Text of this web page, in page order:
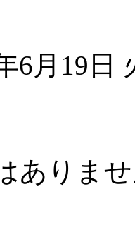
6月19日
ありま